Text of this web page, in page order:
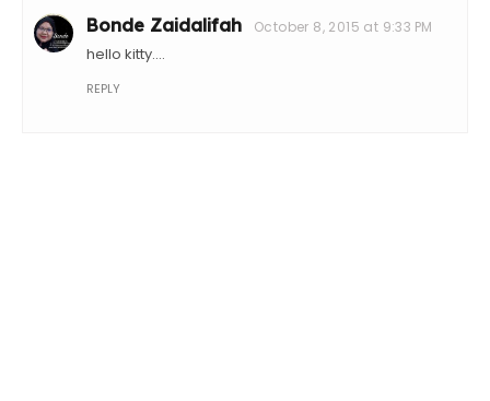
Bonde Zaidalifah October 8, 2015 at 9:33 PM
hello kitty....
REPLY